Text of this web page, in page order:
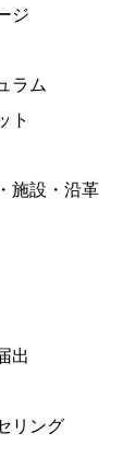
ジ
ラム
ト
施設・沿革
出
リング